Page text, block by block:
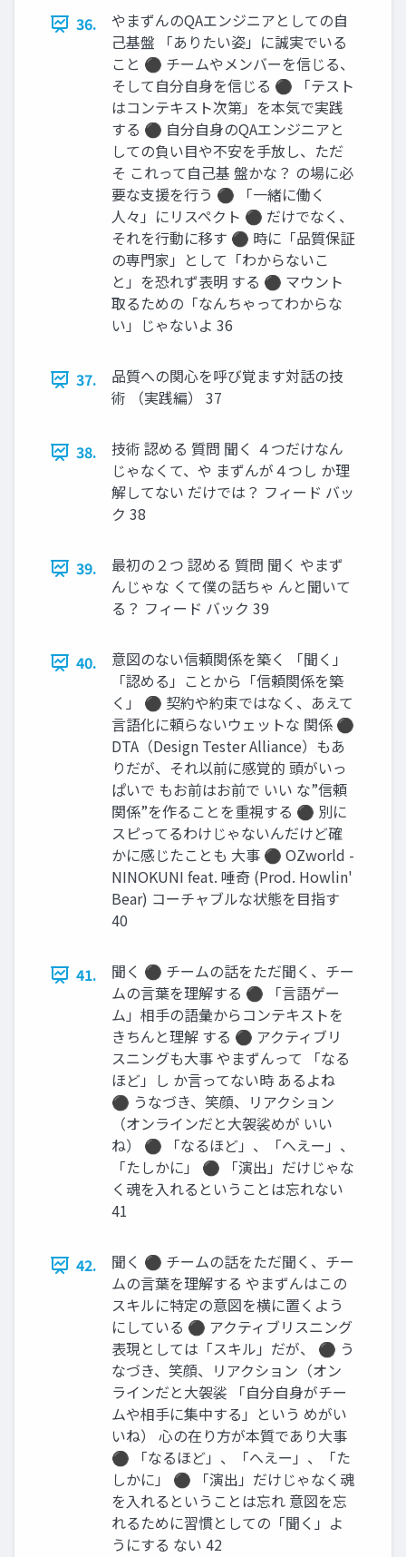
36.
やまずんのQAエンジニアとしての自
己基盤 「ありたい姿」に誠実でいる
こと ⚫ チームやメンバーを信じる、
そして自分自身を信じる ⚫ 「テスト
はコンテキスト次第」を本気で実践
する ⚫ 自分自身のQAエンジニアと
しての負い目や不安を手放し、ただ
そ これって自己基 盤かな？ の場に必
要な支援を行う ⚫ 「一緒に働く
人々」にリスペクト ⚫ だけでなく、
それを行動に移す ⚫ 時に「品質保証
の専門家」として「わからないこ
と」を恐れず表明 する ⚫ マウント
取るための「なんちゃってわからな
い」じゃないよ 36
37.
品質への関心を呼び覚ます対話の技
術 （実践編） 37
38.
技術 認める 質問 聞く ４つだけなん
じゃなくて、や まずんが４つし か理
解してない だけでは？ フィード バッ
ク 38
39.
最初の２つ 認める 質問 聞く やまず
んじゃな くて僕の話ちゃ んと聞いて
る？ フィード バック 39
40.
意図のない信頼関係を築く 「聞く」
「認める」ことから「信頼関係を築
く」 ⚫ 契約や約束ではなく、あえて
言語化に頼らないウェットな 関係 ⚫
DTA（Design Tester Alliance）もあ
りだが、それ以前に感覚的 頭がいっ
ぱいで もお前はお前で いい な”信頼
関係”を作ることを重視する ⚫ 別に
スピってるわけじゃないんだけど確
かに感じたことも 大事 ⚫ OZworld -
NINOKUNI feat. 唾奇 (Prod. Howlin'
Bear) コーチャブルな状態を目指す
40
41.
聞く ⚫ チームの話をただ聞く、チー
ムの言葉を理解する ⚫ 「言語ゲー
ム」相手の語彙からコンテキストを
きちんと理解 する ⚫ アクティブリ
スニングも大事 やまずんって 「なる
ほど」し か言ってない時 あるよね
⚫ うなづき、笑顔、リアクション
（オンラインだと大袈裟めが いい
ね） ⚫ 「なるほど」、「へえー」、
「たしかに」 ⚫ 「演出」だけじゃな
く魂を入れるということは忘れない
41
42.
聞く ⚫ チームの話をただ聞く、チー
ムの言葉を理解する やまずんはこの
スキルに特定の意図を横に置くよう
にしている ⚫ アクティブリスニング
表現としては「スキル」だが、 ⚫ う
なづき、笑顔、リアクション（オン
ラインだと大袈裟 「自分自身がチー
ムや相手に集中する」という めがい
いね） 心の在り方が本質であり大事
⚫ 「なるほど」、「へえー」、「た
しかに」 ⚫ 「演出」だけじゃなく魂
を入れるということは忘れ 意図を忘
れるために習慣としての「聞く」よ
うにする ない 42